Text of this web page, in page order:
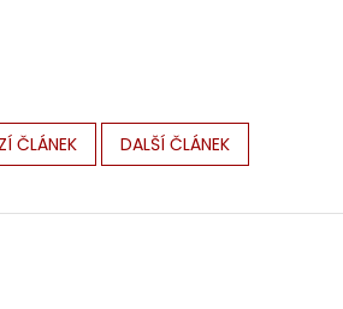
ČLÁNEK DALŠÍ ČLÁNEK